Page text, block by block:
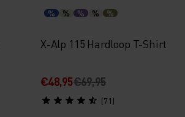
% % % % %
X-Alp 115 Hardloop T-Shirt
€48,95€69,95
(71)